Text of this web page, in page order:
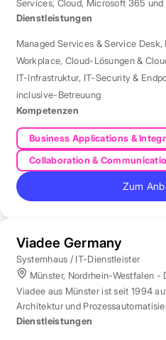
Services, Cloud, Microsoft 365
der Region Rhein-Neckar.
Dienstleistungen
Managed Services & Service Desk,
Workplace, Cloud-Lösungen &
IT-Infrastruktur, IT-Security &
inclusive-Betreuung
Kompetenzen
Business Applications &
Collaboration &
Zum
Viadee Germany
Systemhaus / IT-Dienstleister
Münster, Nordrhein-Westfalen -
Viadee aus Münster ist seit 1994
Architektur und
Dienstleistungen